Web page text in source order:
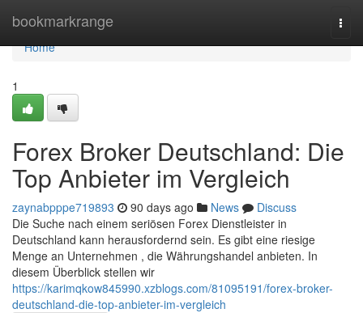
bookmarkrange
Home
Home
1
Forex Broker Deutschland: Die
Top Anbieter im Vergleich
zaynabpppe719893 90 days ago News
Discuss
Die Suche nach einem seriösen Forex Dienstleister in
Deutschland kann herausfordernd sein. Es gibt eine riesige
Menge an Unternehmen , die Währungshandel anbieten. In
diesem Überblick stellen wir
https://karimqkow845990.xzblogs.com/81095191/forex-broker-
deutschland-die-top-anbieter-im-vergleich